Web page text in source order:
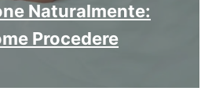
Naturalmente:
Procedere